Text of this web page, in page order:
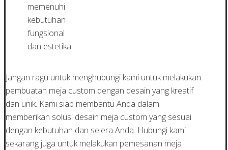
memenuhi
kebutuhan
fungsional
dan estetika
Jangan ragu untuk menghubungi kami untuk melakukan
pembuatan meja custom dengan desain yang kreatif
dan unik. Kami siap membantu Anda dalam
memberikan solusi desain meja custom yang sesuai
dengan kebutuhan dan selera Anda. Hubungi kami
sekarang juga untuk melakukan pemesanan meja